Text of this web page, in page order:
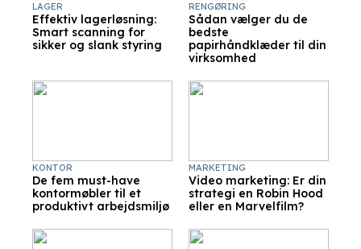
Effektiv lagerløsning:
Smart scanning for
sikker og slank styring
LAGER
Sådan vælger du de
bedste
papirhåndklæder til din
virksomhed
RENGØRING
De fem must-have
kontormøbler til et
produktivt arbejdsmiljø
KONTOR
Video marketing: Er din
strategi en Robin Hood
eller en Marvelfilm?
MARKETING